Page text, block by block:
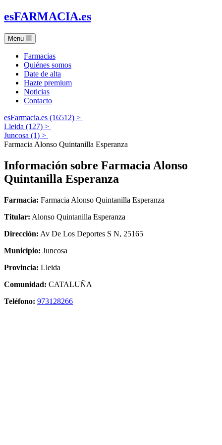
esFARMACIA.es
Menu
Farmacias
Quiénes somos
Date de alta
Hazte premium
Noticias
Contacto
esFarmacia.es (16512) >
Lleida (127) >
Juncosa (1) >
Farmacia Alonso Quintanilla Esperanza
Información sobre Farmacia Alonso
Quintanilla Esperanza
Farmacia: Farmacia Alonso Quintanilla Esperanza
Titular: Alonso Quintanilla Esperanza
Dirección: Av De Los Deportes S N, 25165
Municipio: Juncosa
Provincia: Lleida
Comunidad: CATALUÑA
Teléfono: 973128266